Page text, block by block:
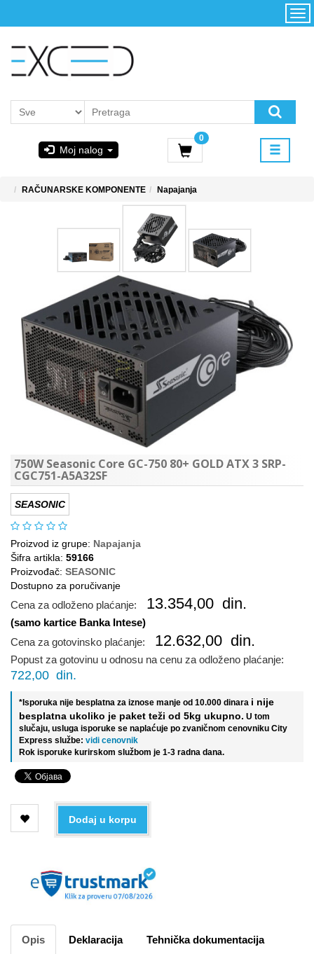
Moj nalog
0
Početna
korišćenja i
PoweredByAsus
MICROSOFT
RAČUNARSKE KOMPONENTE Napajanja
750W Seasonic Core GC-750 80+ GOLD ATX 3 SRP-
CGC751-A5A32SF
SEASONIC
Proizvod iz grupe: Napajanja
Šifra artikla: 59166
Proizvođač: SEASONIC
Dostupno za poručivanje
Cena za odloženo plaćanje: 13.354,00 din.
(samo kartice Banka Intese)
Cena za gotovinsko plaćanje:
12.632,00 din.
Popust za gotovinu u odnosu na cenu za odloženo plaćanje:
722,00 din.
*Isporuka nije besplatna za iznose manje od 10.000 dinara i nije
besplatna ukoliko je paket teži od 5kg ukupno. U tom
slučaju, usluga isporuke se naplaćuje po zvaničnom cenovniku City
Express službe: vidi cenovnik
Rok isporuke kurirskom službom je 1-3 radna dana.
Dodaj u korpu
Opis Deklaracija Tehnička dokumentacija